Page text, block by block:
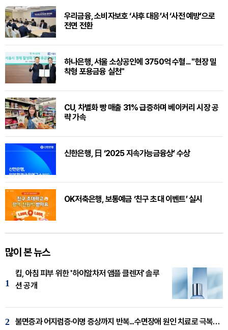
우리금융, 소비자보호 ‘사후 대응’서 ‘사전 예방’으로
전면 전환
하나은행, 서울 소상공인에 3750억 수혈... "현장 밀
착형 포용금융 실천"
CU, 차별화 빵 매출 31% 급증하며 베이커리 시장 공
략 가속
신한은행, 日 ‘2025 지속가능금융상’ 수상
OK저축은행, 보통예금 ‘친구 초대 이벤트’ 실시
많이 본 뉴스
1
킵, 아침 피부 위한 '하이알차저 앰플 클렌저' 솔루
션 공개
2 불면증과 어지럼증·이명 증상까지 반복...수면장애 원인 치료로 극복해야